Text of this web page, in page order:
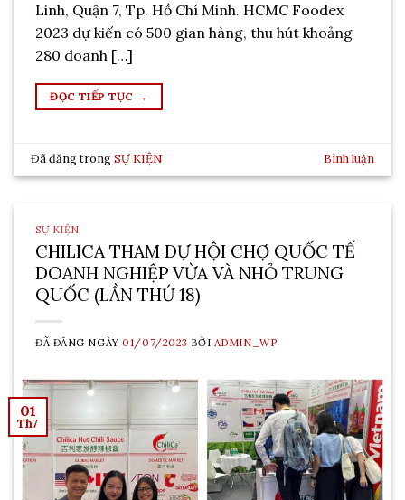
Linh, Quận 7, Tp. Hồ Chí Minh. HCMC Foodex
2023 dự kiến có 500 gian hàng, thu hút khoảng
280 doanh […]
ĐỌC TIẾP TỤC →
Đã đăng trongSỰ KIỆN Bình luận
SỰ KIỆN
CHILICA THAM DỰ HỘI CHỢ QUỐC TẾ
DOANH NGHIỆP VỪA VÀ NHỎ TRUNG
QUỐC (LẦN THỨ 18)
ĐÃ ĐĂNG NGÀY01/07/2023 BỞI ADMIN_WP
01
Th7